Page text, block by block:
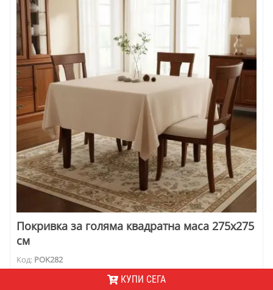
Покривка за голяма квадратна маса 275х275
см
Код: POK282
Квадратна покривка за маса. Размерите са 275х275 см.
Отлично се вписва в интериор, решен в естествени тонове.
КУПИ СЕГА